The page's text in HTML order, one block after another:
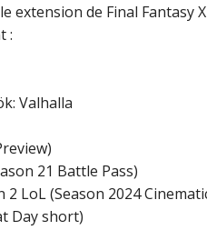
extension de Final Fantasy
:
Valhalla
21 Battle Pass)
2 LoL (Season 2024
Day short)